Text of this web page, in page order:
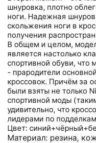
шнуровка, плотно
ноги. Надежная
скольжения ноги в
получения
В общем и целом,
является настолько
спортивной обуви, что
- прародители
кроссовок. Причём за
были взяты не только
спортивной моды
удивительно, что
лидерами по
Цвет:
Материал: резина,